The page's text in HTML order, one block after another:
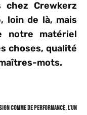
chez Crewkerz
loin de là, mais
notre matériel
choses, qualité
mots.
comme de performance, l’un